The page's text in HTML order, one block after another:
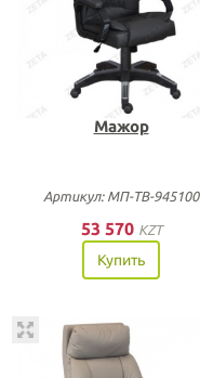
Мажор
Артикул: МП-ТВ-945100
53 570 KZT
Купить